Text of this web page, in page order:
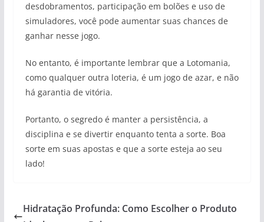
desdobramentos, participação em bolões e uso de
simuladores, você pode aumentar suas chances de
ganhar nesse jogo.
No entanto, é importante lembrar que a Lotomania,
como qualquer outra loteria, é um jogo de azar, e não
há garantia de vitória.
Portanto, o segredo é manter a persistência, a
disciplina e se divertir enquanto tenta a sorte. Boa
sorte em suas apostas e que a sorte esteja ao seu
lado!
Hidratação Profunda: Como Escolher o Produto